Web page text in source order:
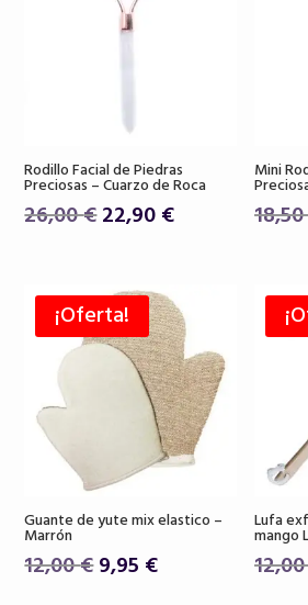
Rodillo Facial de Piedras
Preciosas – Cuarzo de Roca
26,00€El
era:
26,00 €.
22,90€El
es:
22,90 €.
Mini
¡Oferta!
Guante de yute mix elastico –
Marrón
12,00€El
9,95 €El
Lufa
mango